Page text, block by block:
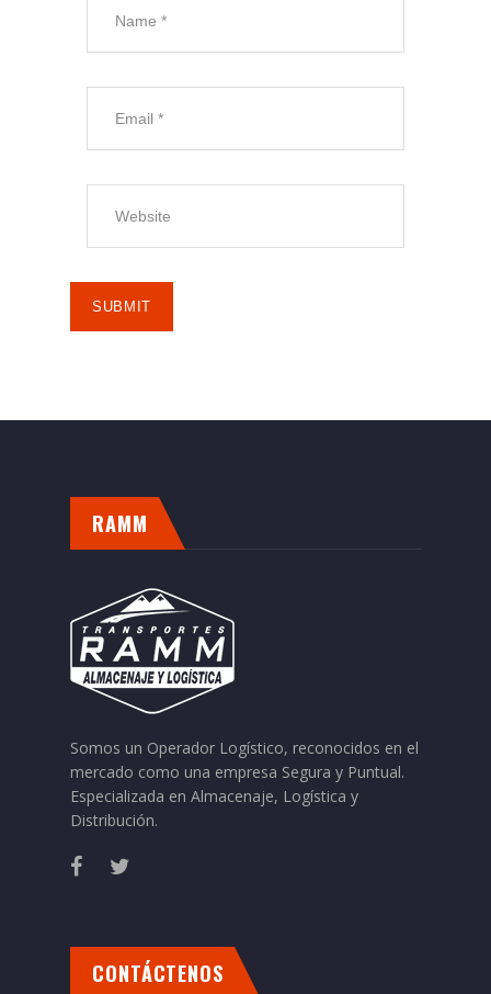
RAMM
Somos un Operador Logístico, reconocidos en el
mercado como una empresa Segura y Puntual.
Especializada en Almacenaje, Logística y
Distribución.
CONTÁCTENOS